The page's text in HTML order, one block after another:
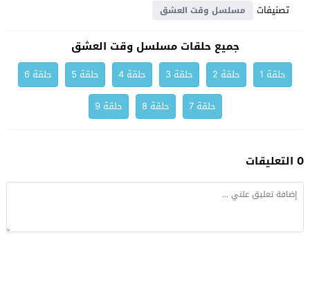
تصنيفات
مسلسل وقت العشق
جميع حلقات مسلسل وقت العشق
حلقة 1 حلقة 2 حلقة 3 حلقة 4 حلقة 5
حلقة 6
حلقة 7
حلقة 8 حلقة 9
0 التعليقات